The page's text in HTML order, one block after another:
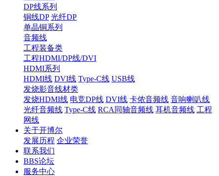
DP线系列
铜线DP 光纤DP
单晶铜系列
音频线
工程装备类
工程HDMI/DP线/DVI
HDMI系列
HDMI线 DVI线 Type-C线 USB线
发烧影音线材类
发烧HDMI线 电竞DP线 DVI线 卡侬音频线 音响喇叭线
光纤音频线 Type-C线 RCA同轴音频线 耳机音频线 工程
网线
关于开博尔
发展历程 企业荣誉
联系我们
BBS论坛
服务中心